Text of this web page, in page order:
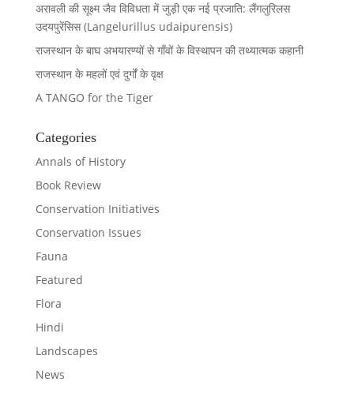
अरावली की सूक्ष्म जैव विविधता में जुड़ी एक नई प्रजाति: लैंगलुरिलस
उदयपुरेंसिस (Langelurillus udaipurensis)
राजस्थान के बाघ अभयारण्यों से गाँवों के विस्थापन की तथ्यात्मक कहानी
राजस्थान के महलों एवं दुर्गों के वृक्ष
A TANGO for the Tiger
Categories
Annals of History
Book Review
Conservation Initiatives
Conservation Issues
Fauna
Featured
Flora
Hindi
Landscapes
News